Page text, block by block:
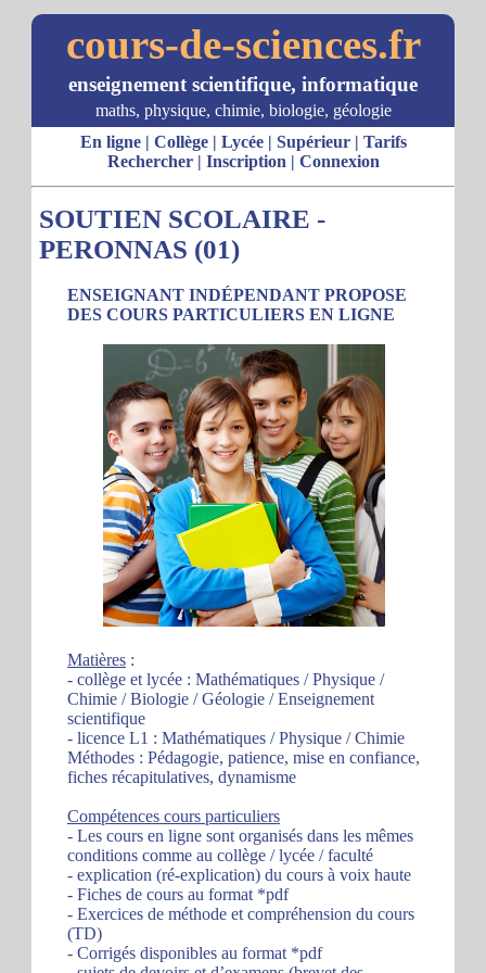
cours-de-sciences.fr
enseignement scientifique, informatique
maths, physique, chimie, biologie, géologie
En ligne| Collège| Lycée| Supérieur| Tarifs
Rechercher| Inscription | Connexion
SOUTIEN SCOLAIRE -
PERONNAS (01)
ENSEIGNANT INDÉPENDANT PROPOSE
DES COURS PARTICULIERS EN LIGNE
Matières :
- collège et lycée : Mathématiques / Physique /
Chimie / Biologie / Géologie / Enseignement
scientifique
- licence L1 : Mathématiques / Physique / Chimie
Méthodes : Pédagogie, patience, mise en confiance,
fiches récapitulatives, dynamisme
Compétences cours particuliers
- Les cours en ligne sont organisés dans les mêmes
conditions comme au collège / lycée / faculté
- explication (ré-explication) du cours à voix haute
- Fiches de cours au format *pdf
- Exercices de méthode et compréhension du cours
(TD)
- Corrigés disponibles au format *pdf